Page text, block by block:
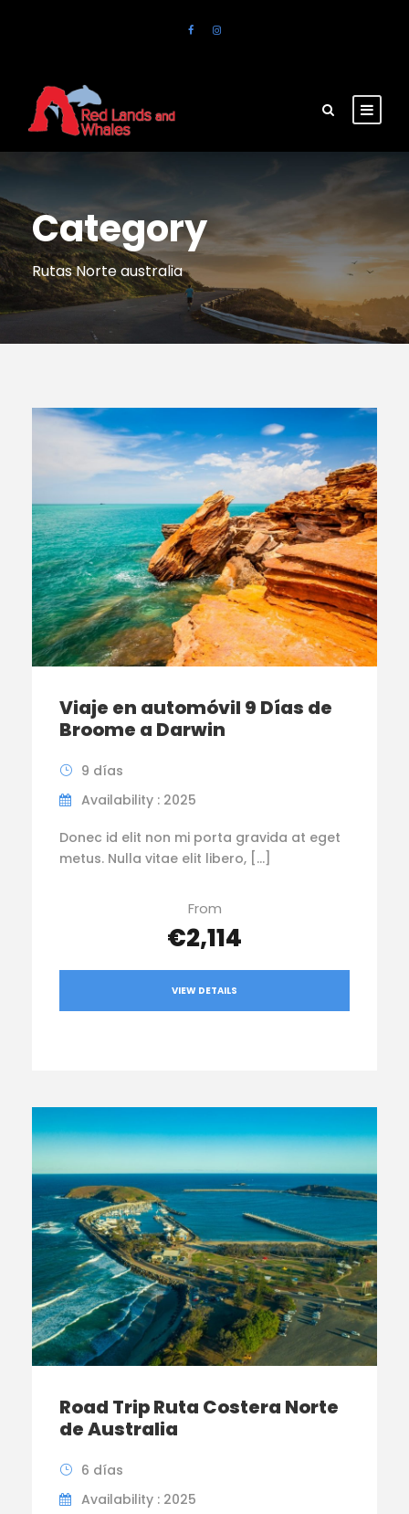
Category
Rutas Norte australia
Viaje en automóvil 9 Días de
Broome a Darwin
9 días
Availability : 2025
Donec id elit non mi porta gravida at eget
metus. Nulla vitae elit libero, […]
From
€2,114
VIEW DETAILS
Road Trip Ruta Costera Norte
de Australia
6 días
Availability : 2025